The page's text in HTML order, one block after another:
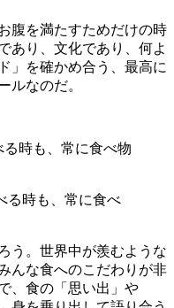
腹を満たすためだけの時
あり、文化であり、何よ
」を確かめ合う、最高に
ルなのだ。
る時も、常に食べ
う。世界中が羨むような
んな食へのこだわりが非
、食の「思い出」や